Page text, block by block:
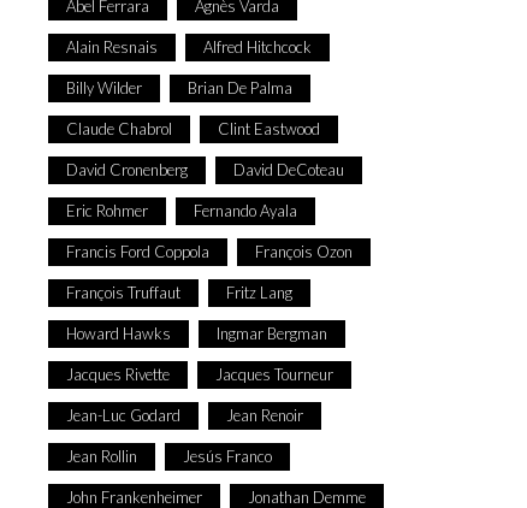
Abel Ferrara Agnès Varda
Alain Resnais Alfred Hitchcock
Billy Wilder Brian De Palma
Claude Chabrol Clint Eastwood
David Cronenberg David DeCoteau
Eric Rohmer Fernando Ayala
Francis Ford Coppola François Ozon
François Truffaut Fritz Lang
Howard Hawks Ingmar Bergman
Jacques Rivette Jacques Tourneur
Jean-Luc Godard Jean Renoir
Jean Rollin Jesús Franco
John Frankenheimer Jonathan Demme